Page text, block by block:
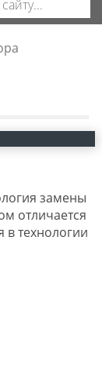
замены
отличается
в технологии